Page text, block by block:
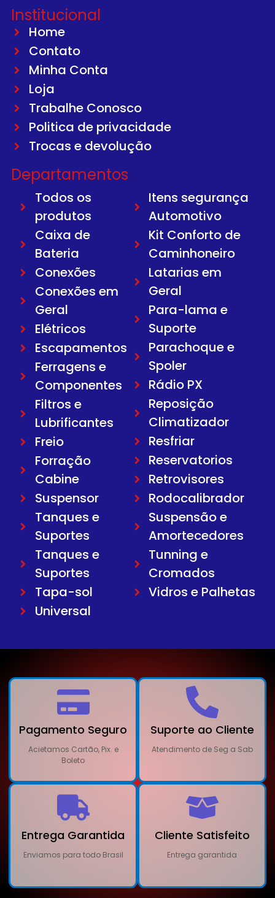
Institucional
Home
Contato
Minha Conta
Loja
Trabalhe Conosco
Politica de privacidade
Trocas e devolução
Departamentos
Todos os
produtos
Caixa de
Bateria
Conexões
Conexões em
Geral
Elétricos
Escapamentos
Ferragens e
Componentes
Filtros e
Lubrificantes
Freio
Forração
Cabine
Suspensor
Tanques e
Suportes
Tanques e
Suportes
Tapa-sol
Universal
Itens segurança
Automotivo
Kit Conforto de
Caminhoneiro
Latarias em
Geral
Para-lama e
Suporte
Parachoque e
Spoler
Rádio PX
Reposição
Climatizador
Resfriar
Reservatorios
Retrovisores
Rodocalibrador
Suspensão e
Amortecedores
Tunning e
Cromados
Vidros e Palhetas
Pagamento Seguro
Acietamos Cartão, Pix. e
Boleto
Suporte ao Cliente
Atendimento de Seg a Sab
Entrega Garantida
Enviamos para todo Brasil
Cliente Satisfeito
Entrega garantida